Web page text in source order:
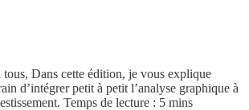
Dans cette édition, je vous explique
d’intégrer petit à petit l’analyse graphique à
Temps de lecture : 5 mins